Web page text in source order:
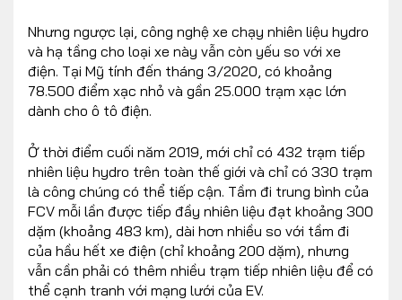
Nhưng ngược lại, công nghệ xe chạy nhiên liệu hydro
và hạ tầng cho loại xe này vẫn còn yếu so với xe
điện. Tại Mỹ tính đến tháng 3/2020, có khoảng
78.500 điểm xạc nhỏ và gần 25.000 trạm xạc lớn
dành cho ô tô điện.
Ở thời điểm cuối năm 2019, mới chỉ có 432 trạm tiếp
nhiên liệu hydro trên toàn thế giới và chỉ có 330 trạm
là công chúng có thể tiếp cận. Tầm đi trung bình của
FCV mỗi lần được tiếp đầy nhiên liệu đạt khoảng 300
dặm (khoảng 483 km), dài hơn nhiều so với tầm đi
của hầu hết xe điện (chỉ khoảng 200 dặm), nhưng
vẫn cần phải có thêm nhiều trạm tiếp nhiên liệu để có
thể cạnh tranh với mạng lưới của EV.